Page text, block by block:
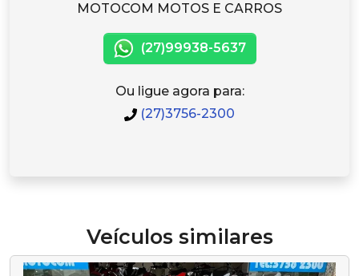
MOTOCOM MOTOS E CARROS
(27)99938-5637
Ou ligue agora para:
(27)3756-2300
Veículos similares